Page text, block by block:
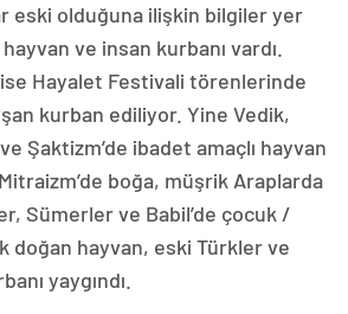
eski olduğuna ilişkin bilgiler yer
ve insan kurbanı vardı.
ise Hayalet Festivali törenlerinde
kurban ediliyor. Yine Vedik,
Şaktizm’de ibadet amaçlı hayvan
boğa, müşrik Araplarda
Sümerler ve Babil’de çocuk /
doğan hayvan, eski Türkler ve
yaygındı.